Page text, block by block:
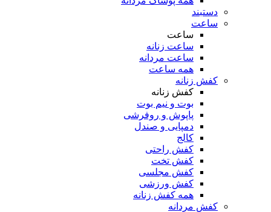
دستبند
ساعت
ساعت
ساعت زنانه
ساعت مردانه
همه ساعت
کفش زنانه
کفش زنانه
بوت و نیم بوت
پاپوش و روفرشی
دمپایی و صندل
کالج
کفش راحتی
کفش تخت
کفش مجلسی
کفش ورزشی
همه کفش زنانه
کفش مردانه